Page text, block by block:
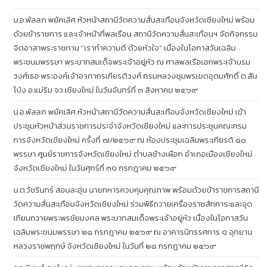
น.อ.พัลลภ พยัคเลิศ หัวหน้าสถานีวัดความสั่นสะเทือนจังหวัดเชียงใหม่ พร้อม
ด้วยข้าราชการ และเจ้าหน้าที่พลเรือน สถานีวัดความสั่นสะเทือนฯ จัดกิจกรรม
จิตอาสาพระราชทาน “เราทำความดี ด้วยหัวใจ” เนื่องในโอกาสวันเฉลิม
พระชนมพรรษา พระบาทสมเด็จพระเจ้าอยู่หัว ณ ศาลพลเรือเอกพระเจ้าบรม
วงศ์เธอ พระองค์เจ้าอาภากรเกียรติวงศ์ กรมหลวงชุมพรเขตอุดมศักดิ์ ต.สัน
โป่ง อ.แม่ริม จว.เชียงใหม่ ในวันจันทร์ที่ ๓ สิงหาคม ๒๕๖๙
น.อ.พัลลภ พยัคเลิศ หัวหน้าสถานีวัดความสั่นสะเทือนจังหวัดเชียงใหม่ เข้า
ประชุมหัวหน้าส่วนราชการประจำจังหวัดเชียงใหม่ และการประชุมคณะกรม
การจังหวัดเชียงใหม่ ครั้งที่ ๗/๒๕๖๙ ณ ห้องประชุมเฉลิมพระเกียรติ ๘๐
พรรษา ศูนย์ราชการจังหวัดเชียงใหม่ ตำบลช้างเผือก อำเภอเมืองเชียงใหม่
จังหวัดเชียงใหม่ ในวันศุกร์ที่ ๓๑ กรกฎาคม ๒๕๖๙
น.ต.วัชรินทร์ สอนละอุ่น นายทหารควบคุมคุณภาพ พร้อมด้วยข้าราชการสถานี
วัดความสั่นสะเทือนจังหวัดเชียงใหม่ ร่วมพิธีถวายเครื่องราชสักการะและจุด
เทียนถวายพระพรชัยมงคล พระบาทสมเด็จพระเจ้าอยู่หัว เนื่องในโอกาสวัน
เฉลิมพระชนมพรรษา ๒๘ กรกฎาคม ๒๕๖๙ ณ อาคารนิทรรศการ ๑ อุทยาน
หลวงราชพฤกษ์ จังหวัดเชียงใหม่ ในวันที่ ๒๘ กรกฎาคม ๒๕๖๙